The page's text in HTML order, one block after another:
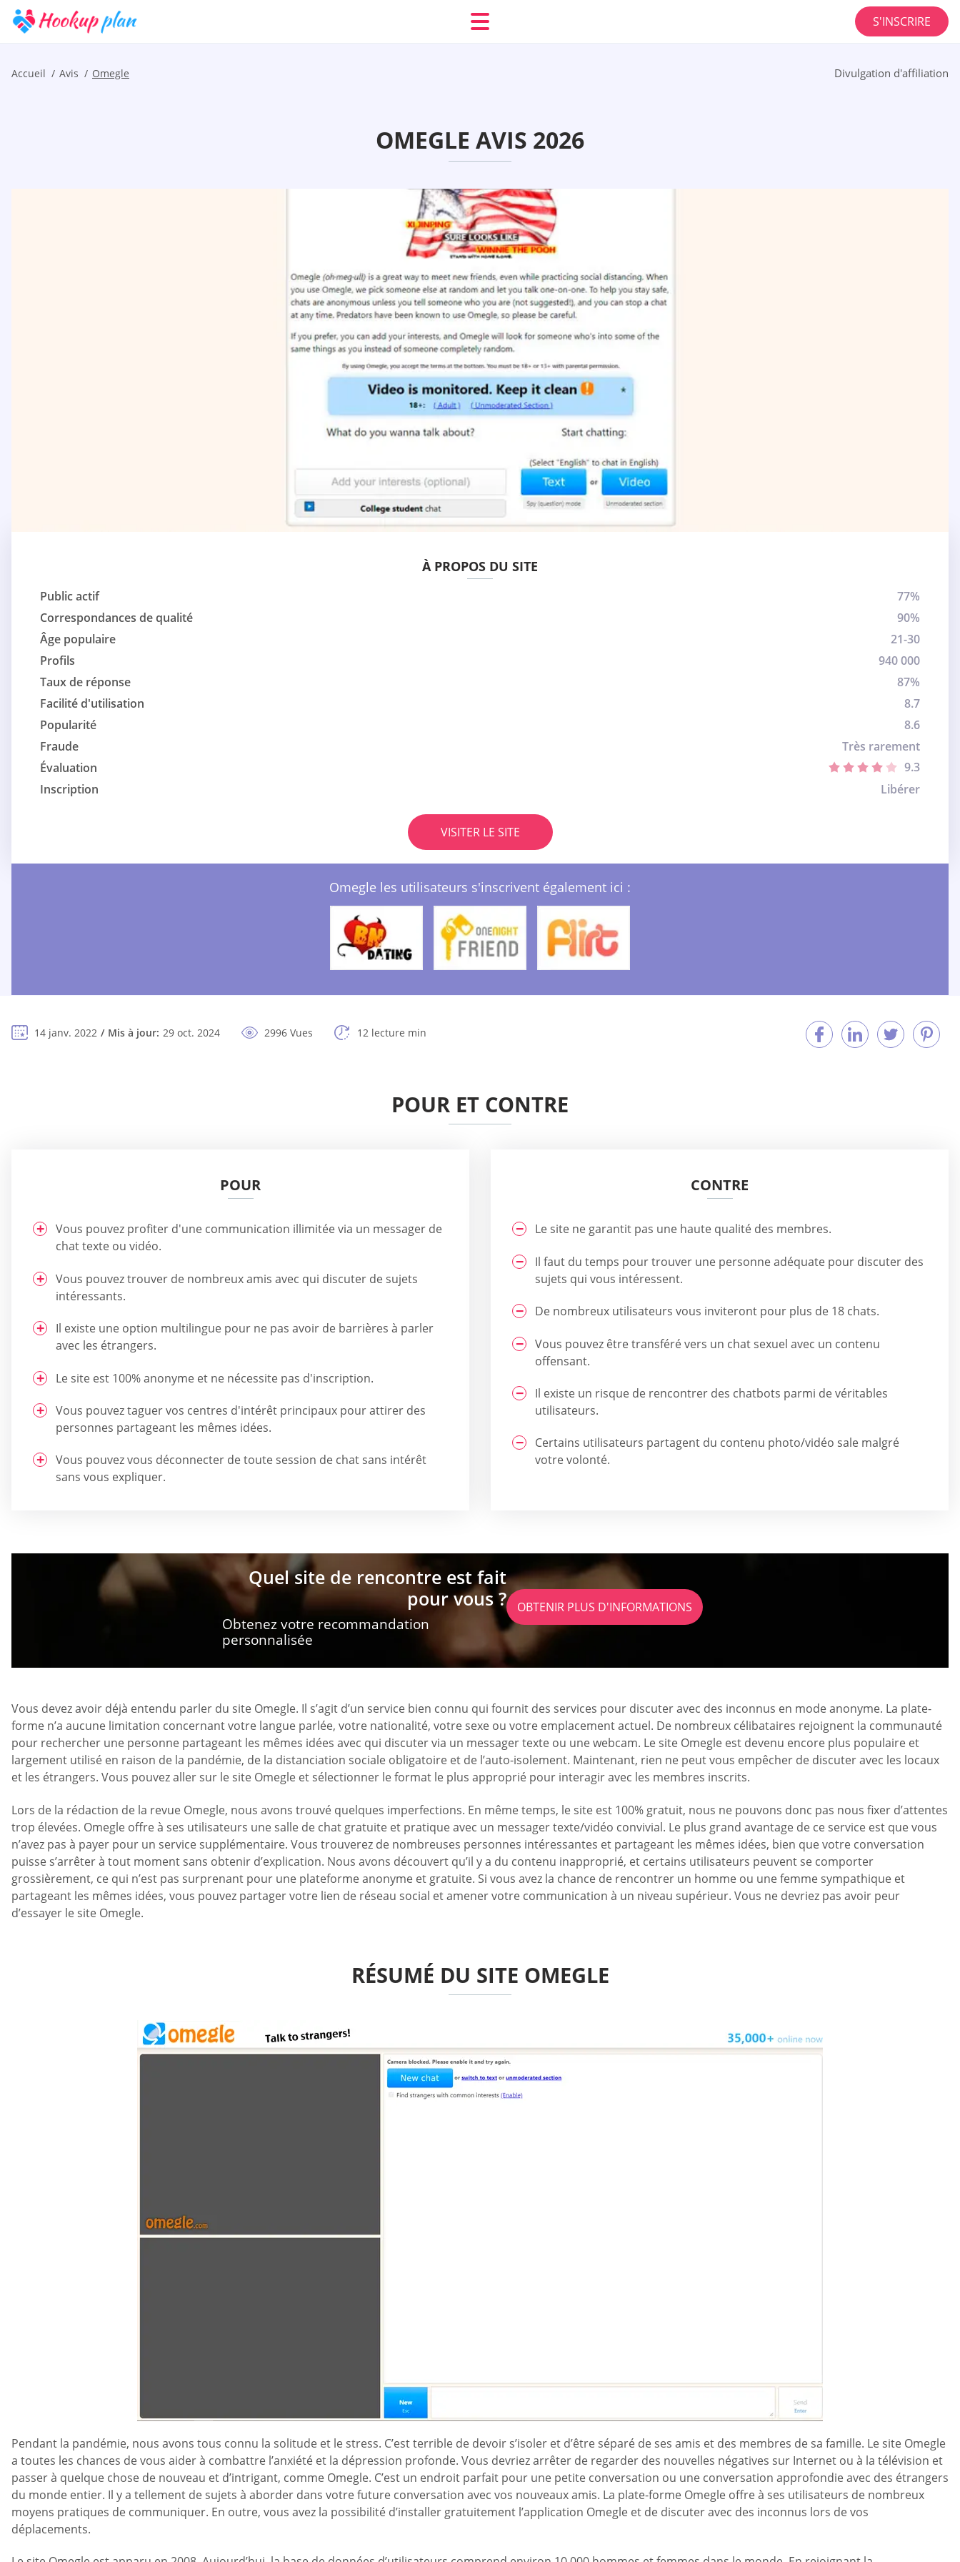
S'INSCRIRE
Accueil Avis Omegle Divulgation d'affiliation
OMEGLE AVIS 2026
À PROPOS DU SITE
Public actif
77%
Correspondances de qualité
90%
Âge populaire
21-30
Profils
940 000
Taux de réponse
87%
Facilité d'utilisation
8.7
Popularité
8.6
Fraude
Très rarement
Évaluation
9.3
Inscription
Libérer
VISITER LE SITE
Omegle les utilisateurs s'inscrivent également ici :
14 janv. 2022 Mis à jour: 29 oct. 2024 2996 Vues 12 lecture min
POUR ET CONTRE
POUR
Vous pouvez profiter d'une communication illimitée via un messager de
chat texte ou vidéo.
Vous pouvez trouver de nombreux amis avec qui discuter de sujets
intéressants.
Il existe une option multilingue pour ne pas avoir de barrières à parler
avec les étrangers.
Le site est 100% anonyme et ne nécessite pas d'inscription.
Vous pouvez taguer vos centres d'intérêt principaux pour attirer des
personnes partageant les mêmes idées.
Vous pouvez vous déconnecter de toute session de chat sans intérêt
sans vous expliquer.
CONTRE
Le site ne garantit pas une haute qualité des membres.
Il faut du temps pour trouver une personne adéquate pour discuter des
sujets qui vous intéressent.
De nombreux utilisateurs vous inviteront pour plus de 18 chats.
Vous pouvez être transféré vers un chat sexuel avec un contenu
offensant.
Il existe un risque de rencontrer des chatbots parmi de véritables
utilisateurs.
Certains utilisateurs partagent du contenu photo/vidéo sale malgré
votre volonté.
Quel site de rencontre est fait
pour vous ?
Obtenez votre recommandation
personnalisée
OBTENIR PLUS D'INFORMATIONS
Vous devez avoir déjà entendu parler du site Omegle. Il s’agit d’un service bien connu qui fournit des services pour discuter avec des inconnus en mode anonyme. La plate-
forme n’a aucune limitation concernant votre langue parlée, votre nationalité, votre sexe ou votre emplacement actuel. De nombreux célibataires rejoignent la communauté
pour rechercher une personne partageant les mêmes idées avec qui discuter via un messager texte ou une webcam. Le site Omegle est devenu encore plus populaire et
largement utilisé en raison de la pandémie, de la distanciation sociale obligatoire et de l’auto-isolement. Maintenant, rien ne peut vous empêcher de discuter avec les locaux
et les étrangers. Vous pouvez aller sur le site Omegle et sélectionner le format le plus approprié pour interagir avec les membres inscrits.
Lors de la rédaction de la revue Omegle, nous avons trouvé quelques imperfections. En même temps, le site est 100% gratuit, nous ne pouvons donc pas nous fixer d’attentes
trop élevées. Omegle offre à ses utilisateurs une salle de chat gratuite et pratique avec un messager texte/vidéo convivial. Le plus grand avantage de ce service est que vous
n’avez pas à payer pour un service supplémentaire. Vous trouverez de nombreuses personnes intéressantes et partageant les mêmes idées, bien que votre conversation
puisse s’arrêter à tout moment sans obtenir d’explication. Nous avons découvert qu’il y a du contenu inapproprié, et certains utilisateurs peuvent se comporter
grossièrement, ce qui n’est pas surprenant pour une plateforme anonyme et gratuite. Si vous avez la chance de rencontrer un homme ou une femme sympathique et
partageant les mêmes idées, vous pouvez partager votre lien de réseau social et amener votre communication à un niveau supérieur. Vous ne devriez pas avoir peur
d’essayer le site Omegle.
RÉSUMÉ DU SITE OMEGLE
Pendant la pandémie, nous avons tous connu la solitude et le stress. C’est terrible de devoir s’isoler et d’être séparé de ses amis et des membres de sa famille. Le site Omegle
a toutes les chances de vous aider à combattre l’anxiété et la dépression profonde. Vous devriez arrêter de regarder des nouvelles négatives sur Internet ou à la télévision et
passer à quelque chose de nouveau et d’intrigant, comme Omegle. C’est un endroit parfait pour une petite conversation ou une conversation approfondie avec des étrangers
du monde entier. Il y a tellement de sujets à aborder dans votre future conversation avec vos nouveaux amis. La plate-forme Omegle offre à ses utilisateurs de nombreux
moyens pratiques de communiquer. En outre, vous avez la possibilité d’installer gratuitement l’application Omegle et de discuter avec des inconnus lors de vos
déplacements.